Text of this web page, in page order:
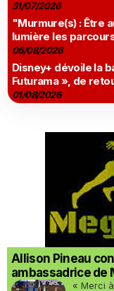
31/07/2026
"Murmure(s) : Être
lumière les
06/08/2026
Disney+ dévoile la
Futurama », de
01/08/2026
Allison Pineau
ambassadrice de
« Merci